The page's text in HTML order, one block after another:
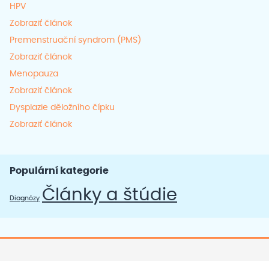
HPV
Zobraziť článok
Premenstruační syndrom (PMS)
Zobraziť článok
Menopauza
Zobraziť článok
Dysplazie děložního čípku
Zobraziť článok
Populární kategorie
Diagnózy Články a štúdie